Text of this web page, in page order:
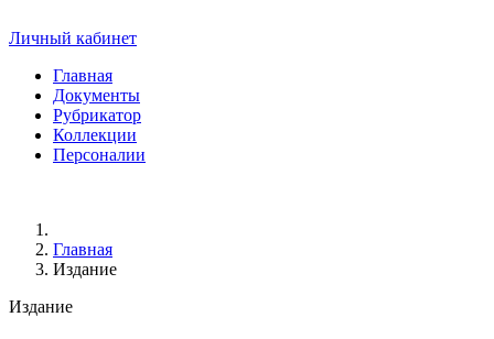
Личный кабинет
Главная
Документы
Рубрикатор
Коллекции
Персоналии
Главная
Издание
Издание